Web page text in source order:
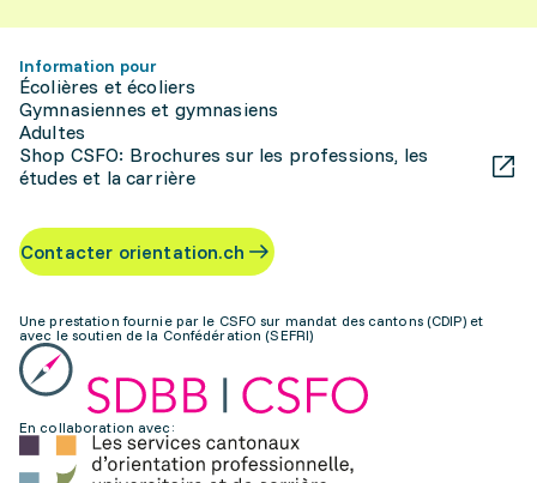
Information pour
Écolières et écoliers
Gymnasiennes et gymnasiens
Adultes
Shop CSFO: Brochures sur les professions, les
études et la carrière
Contacter orientation.ch
Une prestation fournie par le CSFO sur mandat des cantons (CDIP) et
avec le soutien de la Confédération (SEFRI)
En collaboration avec: